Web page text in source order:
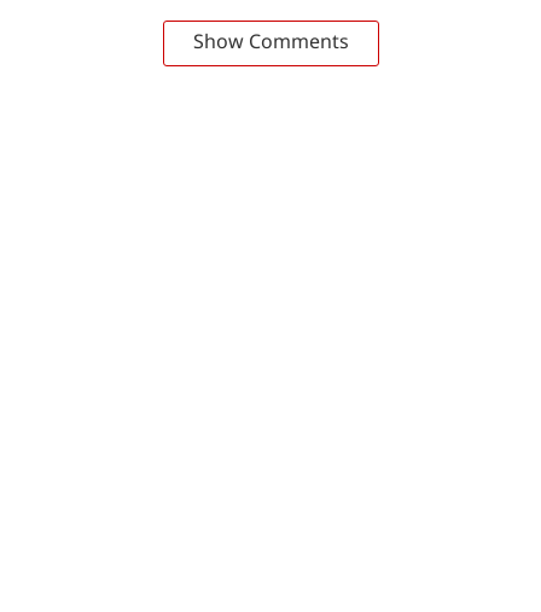
Show Comments